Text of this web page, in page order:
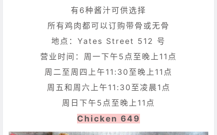
有6种酱汁可供选择
所有鸡肉都可以订购带骨或无骨
地点：Yates Street 512 号
营业时间：周一下午5点至晚上11点
周二至周四上午11:30至晚上11点
周五和周六上午11:30至凌晨1点
周日下午5点至晚上11点
Chicken 649